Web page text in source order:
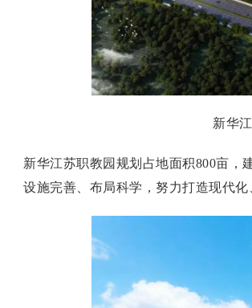
新华
新华江苏职教园规划占地面积800亩，
设施完善、布局科学，努力打造现代化